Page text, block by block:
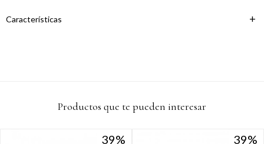
Características
Productos que te pueden interesar
39
39 39
39
Fecha de nacimiento
Elegís Pago Después como metodo de pago